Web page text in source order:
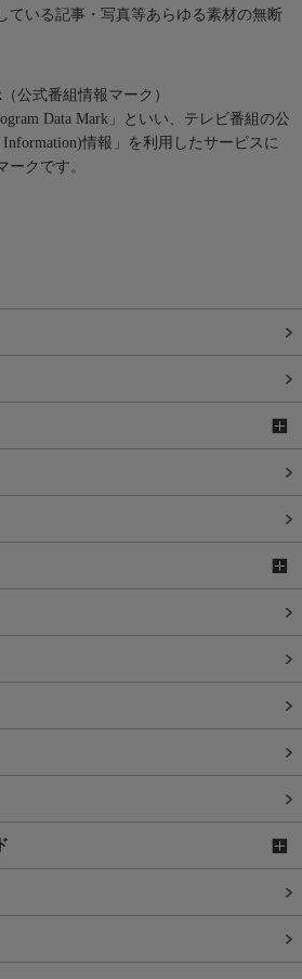
ている記事・写真等あらゆる素材の無断
公式番組情報マーク）
Data Mark」といい、テレビ番組の公
情報」を利用したサービスに
ークです。